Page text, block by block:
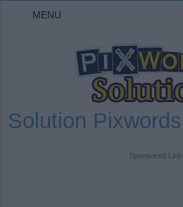
MENU
Solution
Sponsored